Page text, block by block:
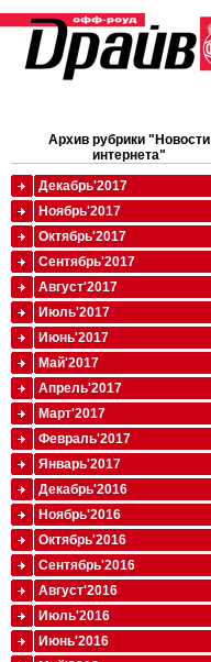
Архив рубрики "Новости
интернета"
Декабрь'2017
Ноябрь'2017
Октябрь'2017
Сентябрь'2017
Август'2017
Июль'2017
Июнь'2017
Май'2017
Апрель'2017
Март'2017
Февраль'2017
Январь'2017
Декабрь'2016
Ноябрь'2016
Октябрь'2016
Сентябрь'2016
Август'2016
Июль'2016
Июнь'2016